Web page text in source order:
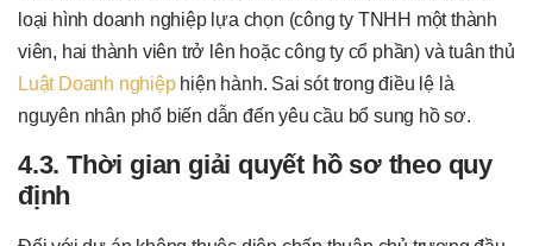
loại hình doanh nghiệp lựa chọn (công ty TNHH một thành
viên, hai thành viên trở lên hoặc công ty cổ phần) và tuân thủ
Luật Doanh nghiệphiện hành. Sai sót trong điều lệ là
nguyên nhân phổ biến dẫn đến yêu cầu bổ sung hồ sơ.
4.3. Thời gian giải quyết hồ sơ theo quy
định